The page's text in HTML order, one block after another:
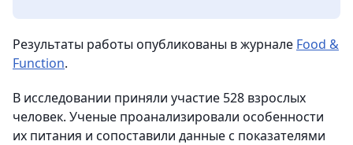
Результаты работы опубликованы в журнале Food &
Function.
В исследовании приняли участие 528 взрослых
человек. Ученые проанализировали особенности
их питания и сопоставили данные с показателями